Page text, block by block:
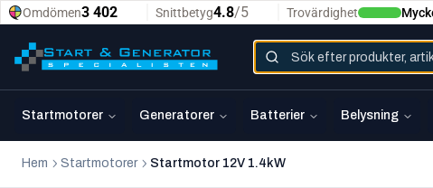
Startmotorer Generatorer Batterier Belysning
Hem Startmotorer Startmotor 12V 1.4kW